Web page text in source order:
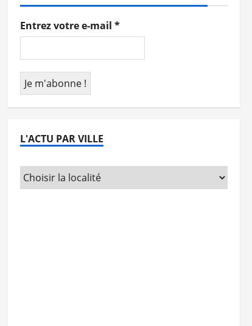
Entrez votre e-mail *
L'ACTU PAR VILLE